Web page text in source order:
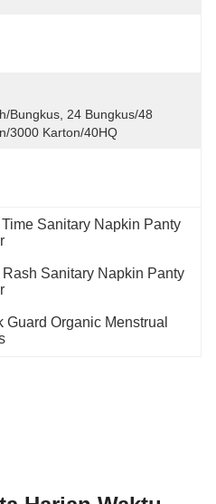
bungkus, 24 Bungkus/48
3000 Karton/40HQ
Time Sanitary Napkin Panty
Rash Sanitary Napkin Panty
Guard Organic Menstrual